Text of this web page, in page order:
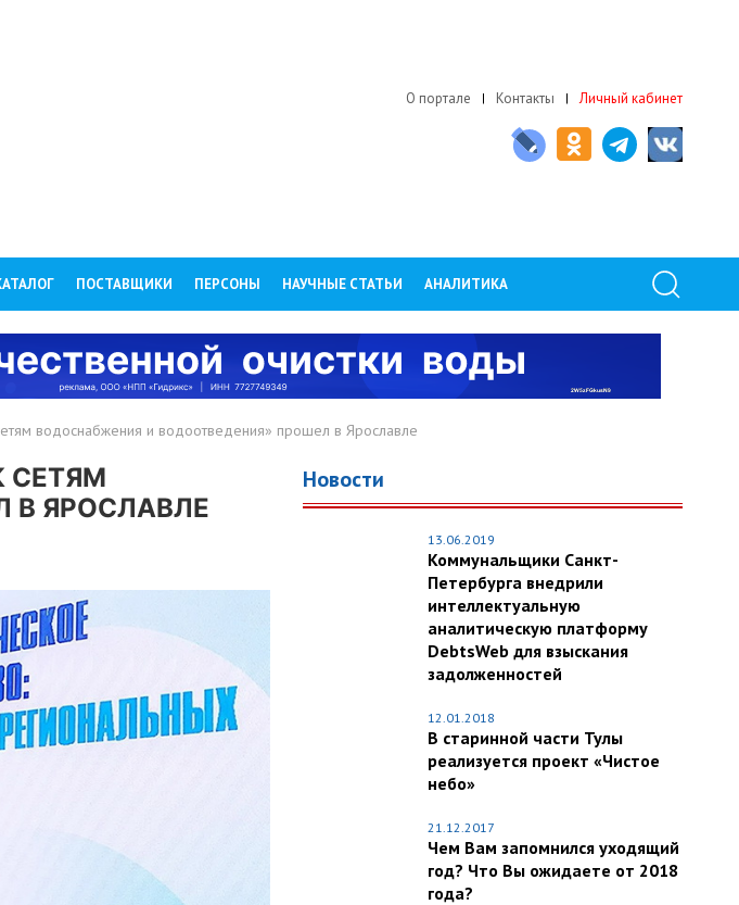
О портале Контакты Личный кабинет
ПОСТАВЩИКИ ПЕРСОНЫ НАУЧНЫЕ СТАТЬИ АНАЛИТИКА
водоснабжения и водоотведения» прошел в Ярославле
СЕТЯМ
В ЯРОСЛАВЛЕ
Новости
13.06.2019
Коммунальщики Санкт-
Петербурга внедрили
интеллектуальную
аналитическую платформу
DebtsWeb для взыскания
задолженностей
12.01.2018
В старинной части Тулы
реализуется проект «Чистое
небо»
21.12.2017
Чем Вам запомнился уходящий
год? Что Вы ожидаете от 2018
года?